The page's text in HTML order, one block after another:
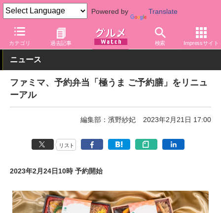
Powered by Translate
カテゴリ 過去記事 検索 Impressサイト
グルメ Watch 店舗 コンビニ ファミリーマート
ニュース
ファミマ、予約弁当「極うま ご予約膳」をリニュ
ーアル
編集部：濱野紗妃 2023年2月21日 17:00
リスト
2023年2月24日10時 予約開始